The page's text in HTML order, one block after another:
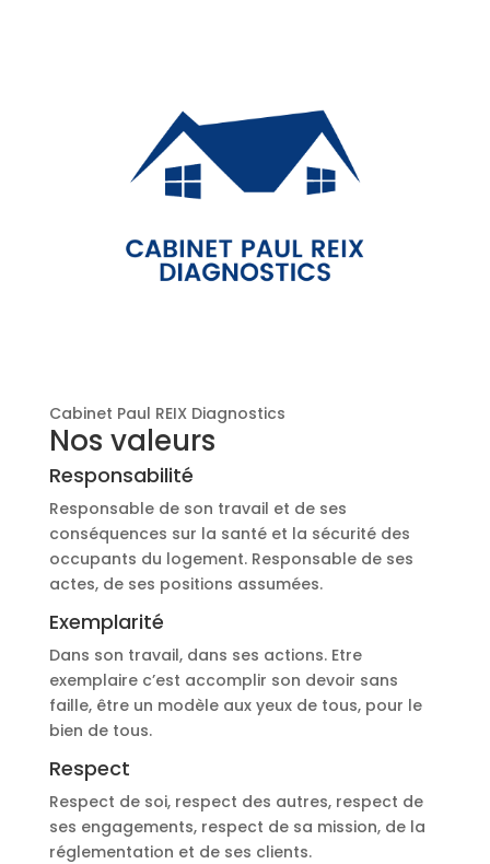
Cabinet Paul REIX Diagnostics
Nos valeurs
Responsabilité
Responsable de son travail et de ses
conséquences sur la santé et la sécurité des
occupants du logement. Responsable de ses
actes, de ses positions assumées.
Exemplarité
Dans son travail, dans ses actions. Etre
exemplaire c’est accomplir son devoir sans
faille, être un modèle aux yeux de tous, pour le
bien de tous.
Respect
Respect de soi, respect des autres, respect de
ses engagements, respect de sa mission, de la
réglementation et de ses clients.